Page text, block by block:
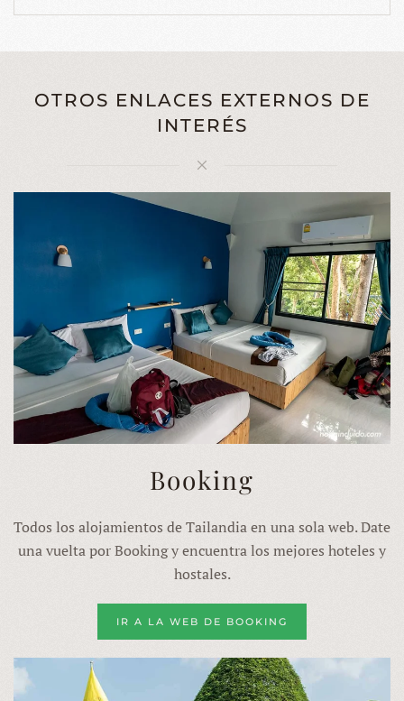
OTROS ENLACES EXTERNOS DE
INTERÉS
Booking
Todos los alojamientos de Tailandia en una sola web. Date
una vuelta por Booking y encuentra los mejores hoteles y
hostales.
IR A LA WEB DE BOOKING